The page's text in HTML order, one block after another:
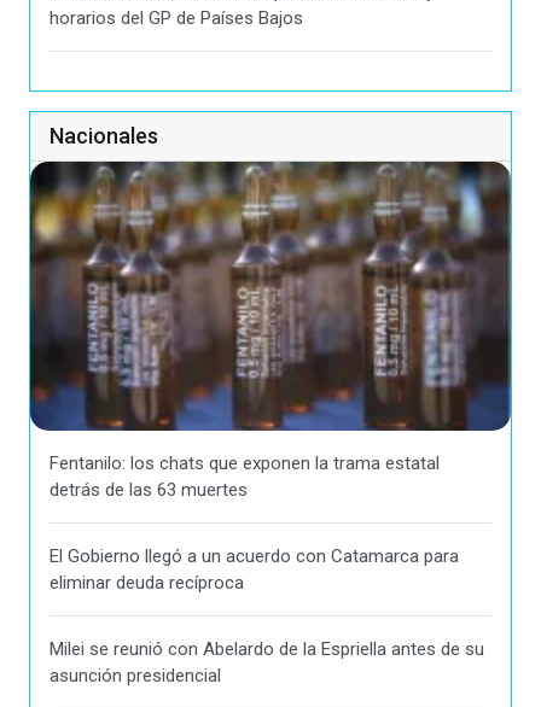
horarios del GP de Países Bajos
Nacionales
Fentanilo: los chats que exponen la trama estatal
detrás de las 63 muertes
El Gobierno llegó a un acuerdo con Catamarca para
eliminar deuda recíproca
Milei se reunió con Abelardo de la Espriella antes de su
asunción presidencial